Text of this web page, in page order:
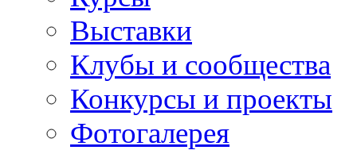
Выставки
Клубы и сообщества
Конкурсы и проекты
Фотогалерея